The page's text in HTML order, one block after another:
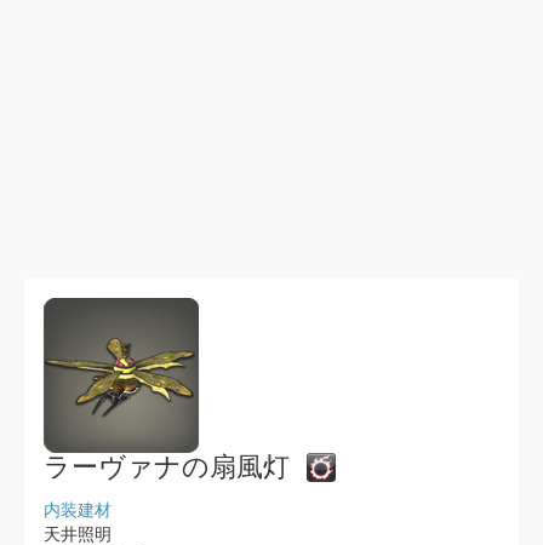
ラーヴァナの扇風灯
内装建材
天井照明